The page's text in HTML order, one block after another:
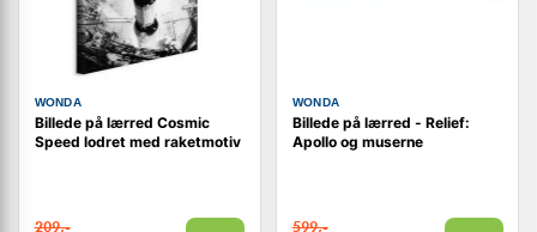
WONDA
Billede på lærred Cosmic
Speed lodret med raketmotiv
209,-
WONDA
Billede på lærred - Relief:
Apollo og muserne
599,-